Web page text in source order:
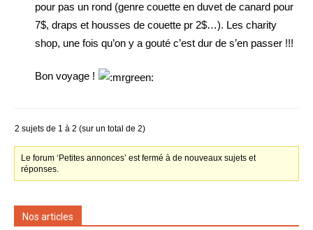
pour pas un rond (genre couette en duvet de canard pour
7$, draps et housses de couette pr 2$…). Les charity
shop, une fois qu’on y a gouté c’est dur de s’en passer !!!
Bon voyage !
2 sujets de 1 à 2 (sur un total de 2)
Le forum ‘Petites annonces’ est fermé à de nouveaux sujets et
réponses.
Nos articles